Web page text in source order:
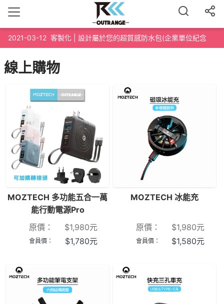
2021-03-12 客製化 | 設計屬於您的超質感防水包(企業單位紀念
線上購物
MOZTECH 多功能五合一萬
能行動電源Pro
原價：
$1,980元
會員價： $1,780元
MOZTECH 冰能充
原價： $1,980元
會員價： $1,580元